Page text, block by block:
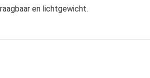
en lichtgewicht.